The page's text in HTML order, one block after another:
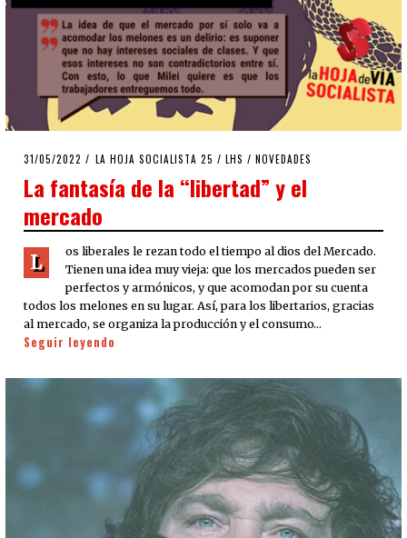
POSTED
31/05/2022 31/05/2022
LA HOJA SOCIALISTA 25 / LHS / NOVEDADES
La fantasía de la “libertad” y el
mercado
L
os liberales le rezan todo el tiempo al dios del Mercado.
Tienen una idea muy vieja: que los mercados pueden ser
perfectos y armónicos, y que acomodan por su cuenta
todos los melones en su lugar. Así, para los libertarios, gracias
al mercado, se organiza la producción y el consumo…
Seguir leyendo